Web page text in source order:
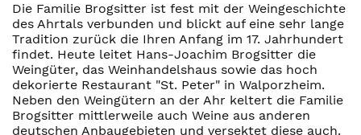
Die Familie Brogsitter ist fest mit der Weingeschichte
des Ahrtals verbunden und blickt auf eine sehr lange
Tradition zurück die Ihren Anfang im 17. Jahrhundert
findet. Heute leitet Hans-Joachim Brogsitter die
Weingüter, das Weinhandelshaus sowie das hoch
dekorierte Restaurant "St. Peter" in Walporzheim.
Neben den Weingütern an der Ahr keltert die Familie
Brogsitter mittlerweile auch Weine aus anderen
deutschen Anbaugebieten und versektet diese auch.